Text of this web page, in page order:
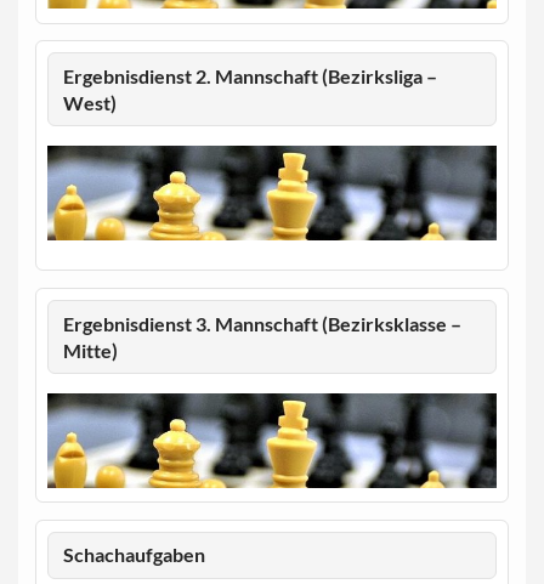
Ergebnisdienst 2. Mannschaft (Bezirksliga –
West)
Ergebnisdienst 3. Mannschaft (Bezirksklasse –
Mitte)
Schachaufgaben